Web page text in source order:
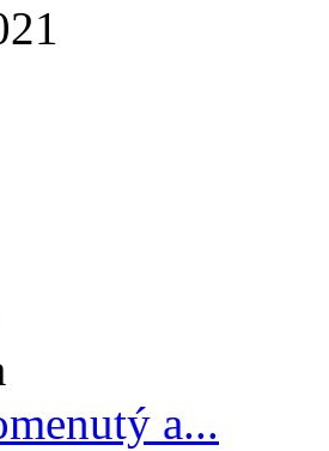
a...